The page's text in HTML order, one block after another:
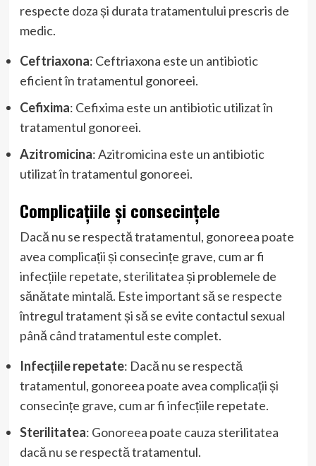
respecte doza și durata tratamentului prescris de
medic.
Ceftriaxona: Ceftriaxona este un antibiotic
eficient în tratamentul gonoreei.
Cefixima: Cefixima este un antibiotic utilizat în
tratamentul gonoreei.
Azitromicina: Azitromicina este un antibiotic
utilizat în tratamentul gonoreei.
Complicațiile și consecințele
Dacă nu se respectă tratamentul, gonoreea poate
avea complicații și consecințe grave, cum ar fi
infecțiile repetate, sterilitatea și problemele de
sănătate mintală. Este important să se respecte
întregul tratament și să se evite contactul sexual
până când tratamentul este complet.
Infecțiile repetate: Dacă nu se respectă
tratamentul, gonoreea poate avea complicații și
consecințe grave, cum ar fi infecțiile repetate.
Sterilitatea: Gonoreea poate cauza sterilitatea
dacă nu se respectă tratamentul.